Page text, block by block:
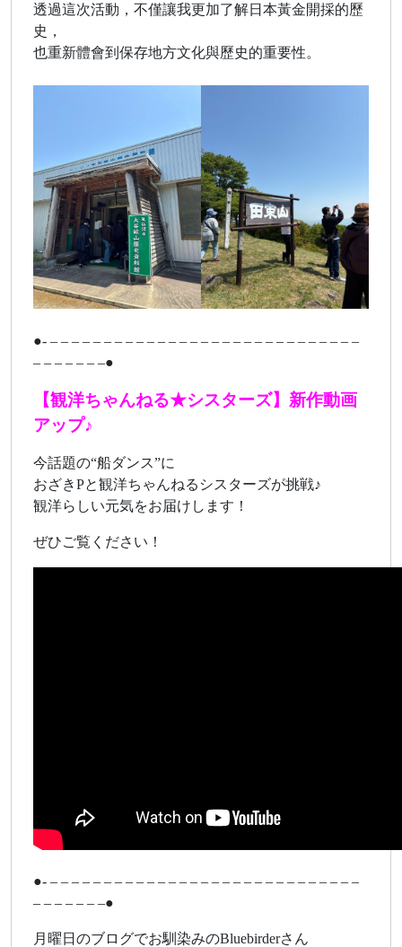
透過這次活動，不僅讓我更加了解日本黃金開採的歷
史，
也重新體會到保存地方文化與歷史的重要性。
●- – – – – – – – – – – – – – – – – – – – – – – – – – – – – –
– – – – – – –●
【観洋ちゃんねる★シスターズ】新作動画
アップ♪
今話題の“船ダンス”に
おざきPと観洋ちゃんねるシスターズが挑戦♪
観洋らしい元気をお届けします！
ぜひご覧ください！
●- – – – – – – – – – – – – – – – – – – – – – – – – – – – – –
– – – – – – –●
月曜日のブログでお馴染みのBluebirderさん